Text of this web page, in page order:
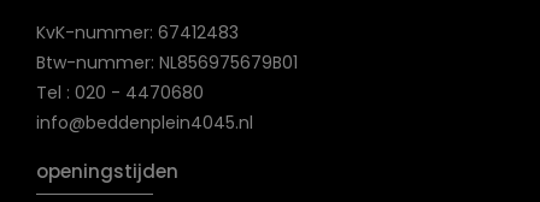
KvK-nummer: 67412483
Btw-nummer: NL856975679B01
Tel : 020 - 4470680
info@beddenplein4045.nl
openingstijden